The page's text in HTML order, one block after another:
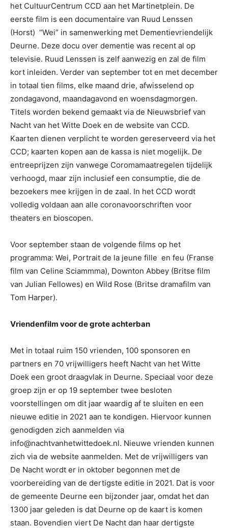
het CultuurCentrum CCD aan het Martinetplein. De
eerste film is een documentaire van Ruud Lenssen
(Horst) “Wei” in samenwerking met Dementievriendelijk
Deurne. Deze docu over dementie was recent al op
televisie. Ruud Lenssen is zelf aanwezig en zal de film
kort inleiden. Verder van september tot en met december
in totaal tien films, elke maand drie, afwisselend op
zondagavond, maandagavond en woensdagmorgen.
Titels worden bekend gemaakt via de Nieuwsbrief van
Nacht van het Witte Doek en de website van CCD.
Kaarten dienen verplicht te worden gereserveerd via het
CCD; kaarten kopen aan de kassa is niet mogelijk. De
entreeprijzen zijn vanwege Coromamaatregelen tijdelijk
verhoogd, maar zijn inclusief een consumptie, die de
bezoekers mee krijgen in de zaal. In het CCD wordt
volledig voldaan aan alle coronavoorschriften voor
theaters en bioscopen.
Voor september staan de volgende films op het
programma: Wei, Portrait de la jeune fille en feu (Franse
film van Celine Sciammma), Downton Abbey (Britse film
van Julian Fellowes) en Wild Rose (Britse dramafilm van
Tom Harper).
Vriendenfilm voor de grote achterban
Met in totaal ruim 150 vrienden, 100 sponsoren en
partners en 70 vrijwilligers heeft Nacht van het Witte
Doek een groot draagvlak in Deurne. Speciaal voor deze
groep zijn er op 19 september twee besloten
voorstellingen om dit jaar waardig af te sluiten en een
nieuwe editie in 2021 aan te kondigen. Hiervoor kunnen
genodigden zich aanmelden via
info@nachtvanhetwittedoek.nl. Nieuwe vrienden kunnen
zich via de website aanmelden. Met de vrijwilligers van
De Nacht wordt er in oktober begonnen met de
voorbereiding van de dertigste editie in 2021. Dat is voor
de gemeente Deurne een bijzonder jaar, omdat het dan
1300 jaar geleden is dat Deurne op de kaart is komen
staan. Bovendien viert De Nacht dan haar dertigste